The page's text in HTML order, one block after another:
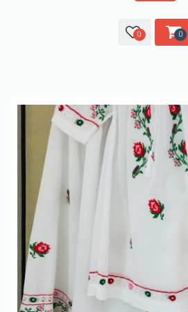
0 0